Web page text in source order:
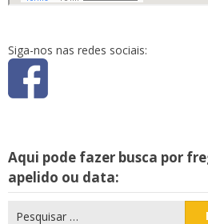
Siga-nos nas redes sociais:
Aqui pode fazer busca por
apelido ou data: